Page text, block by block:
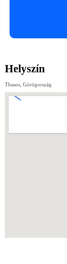
Helyszín
Thasos, Görögország